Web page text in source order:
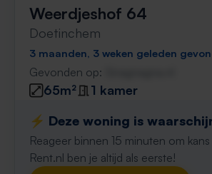
Weerdjeshof 64
Doetinchem
3 maanden, 3 weken geleden
Gevonden op:
65m²
1 kamer
⚡️ Deze woning is
Reageer binnen 15 minuten om
Rent.nl ben je altijd als eerste!